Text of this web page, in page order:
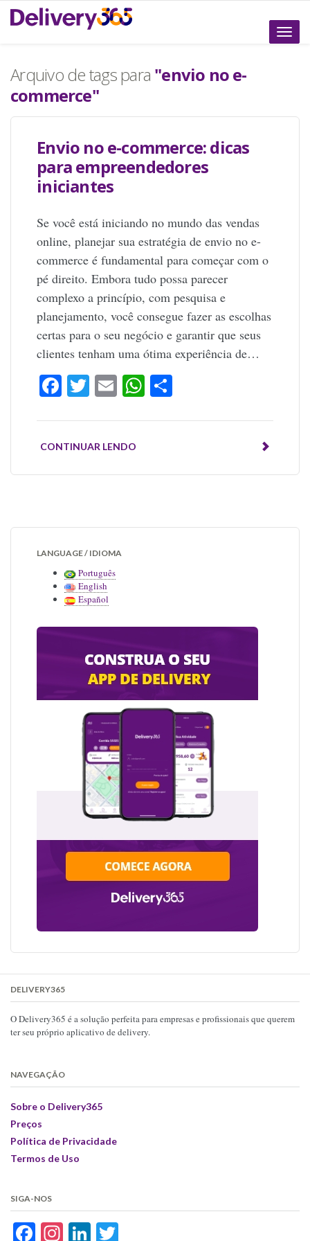
Arquivo de tags para "envio no e-
commerce"
Envio no e-commerce: dicas
para empreendedores
iniciantes
Se você está iniciando no mundo das vendas
online, planejar sua estratégia de envio no e-
commerce é fundamental para começar com o
pé direito. Embora tudo possa parecer
complexo a princípio, com pesquisa e
planejamento, você consegue fazer as escolhas
certas para o seu negócio e garantir que seus
clientes tenham uma ótima experiência de…
Facebook
Twitter
EmailWhatsApp
CONTINUAR LENDO
LANGUAGE / IDIOMA
Português
English
Español
DELIVERY365
O Delivery365 é a solução perfeita para empresas e profissionais que querem
ter seu próprio aplicativo de delivery.
NAVEGAÇÃO
Sobre o Delivery365
Preços
Política de Privacidade
Termos de Uso
SIGA-NOS
Facebook
Instagram
LinkedIn